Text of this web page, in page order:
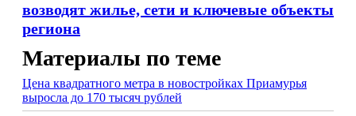
возводят жилье, сети и ключевые объекты
региона
Материалы по теме
Цена квадратного метра в новостройках Приамурья
выросла до 170 тысяч рублей